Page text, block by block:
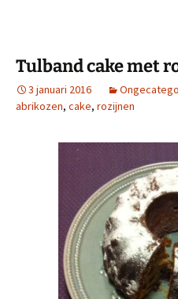
Tulband cake met
3 januari 2016
abrikozen, cake, rozijnen